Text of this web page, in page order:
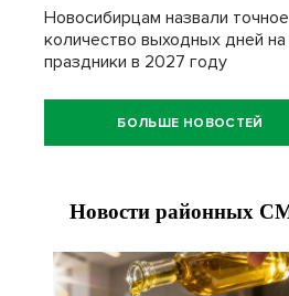
Новосибирцам назвали точное
количество выходных дней на
праздники в 2027 году
БОЛЬШЕ НОВОСТЕЙ